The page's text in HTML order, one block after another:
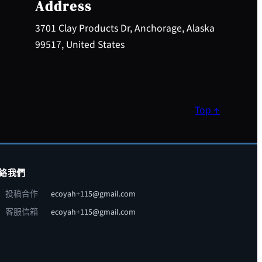
Address
3701 Clay Products Dr, Anchorage, Alaska
99517, United States
Top ↑
我們
投稿合作
ecoyah+115@gmail.com
客服信箱
ecoyah+115@gmail.com